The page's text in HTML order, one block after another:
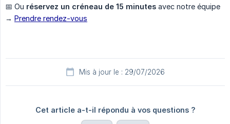
📅 Ou réservez un créneau de 15 minutes avec notre équipe
→ Prendre rendez-vous
Mis à jour le : 29/07/2026
Cet article a-t-il répondu à vos questions ?